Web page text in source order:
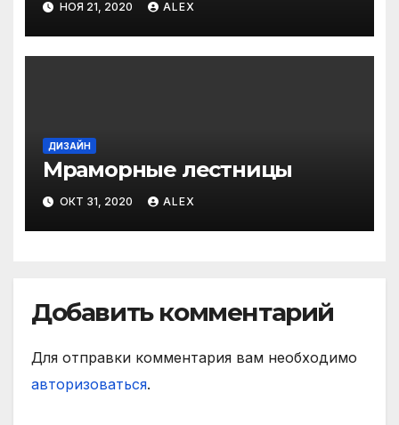
НОЯ 21, 2020 ALEX
ДИЗАЙН
Мраморные лестницы
ОКТ 31, 2020 ALEX
Добавить комментарий
Для отправки комментария вам необходимо
авторизоваться.